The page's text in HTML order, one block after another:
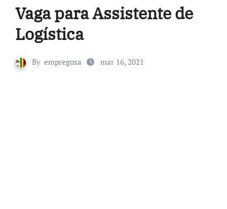
Vaga para Assistente de
Logística
By empregosa mar 16, 2021